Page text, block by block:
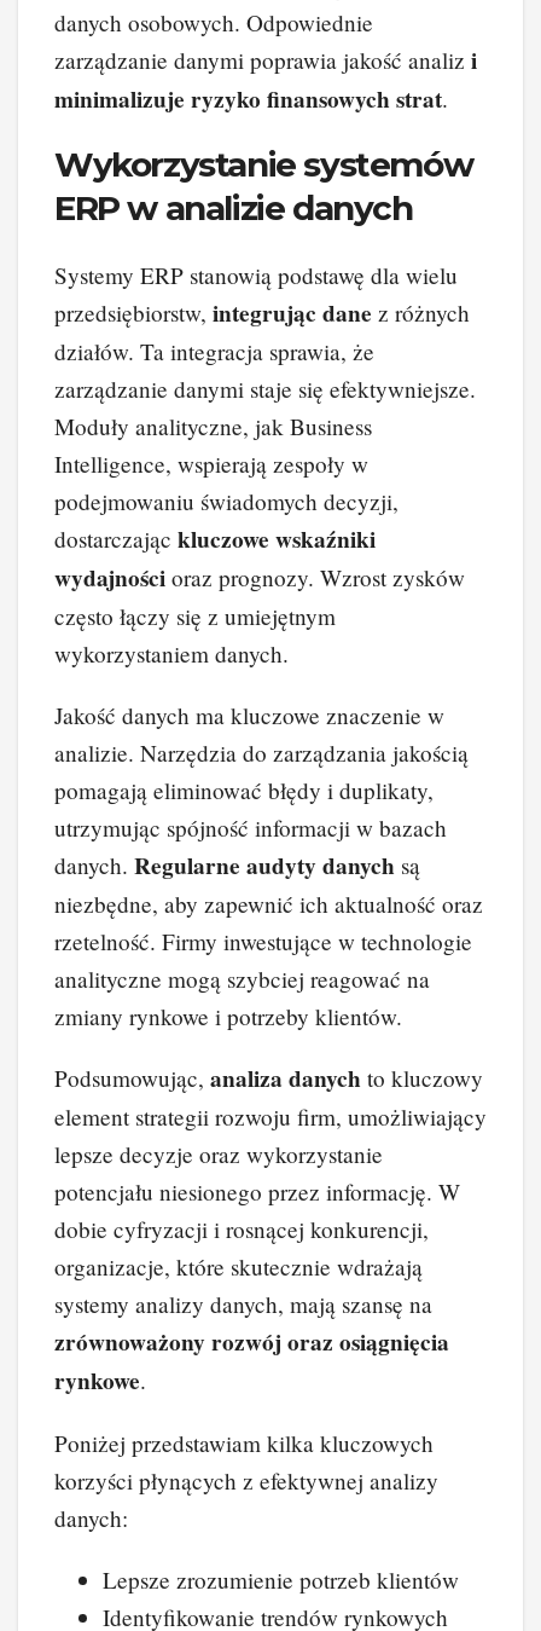
danych osobowych. Odpowiednie
zarządzanie danymi poprawia jakość analiz i
minimalizuje ryzyko finansowych strat.
Wykorzystanie systemów
ERP w analizie danych
Systemy ERP stanowią podstawę dla wielu
przedsiębiorstw, integrując dane z różnych
działów. Ta integracja sprawia, że
zarządzanie danymi staje się efektywniejsze.
Moduły analityczne, jak Business
Intelligence, wspierają zespoły w
podejmowaniu świadomych decyzji,
dostarczając kluczowe wskaźniki
wydajności oraz prognozy. Wzrost zysków
często łączy się z umiejętnym
wykorzystaniem danych.
Jakość danych ma kluczowe znaczenie w
analizie. Narzędzia do zarządzania jakością
pomagają eliminować błędy i duplikaty,
utrzymując spójność informacji w bazach
danych. Regularne audyty danych są
niezbędne, aby zapewnić ich aktualność oraz
rzetelność. Firmy inwestujące w technologie
analityczne mogą szybciej reagować na
zmiany rynkowe i potrzeby klientów.
Podsumowując, analiza danych to kluczowy
element strategii rozwoju firm, umożliwiający
lepsze decyzje oraz wykorzystanie
potencjału niesionego przez informację. W
dobie cyfryzacji i rosnącej konkurencji,
organizacje, które skutecznie wdrażają
systemy analizy danych, mają szansę na
zrównoważony rozwój oraz osiągnięcia
rynkowe.
Poniżej przedstawiam kilka kluczowych
korzyści płynących z efektywnej analizy
danych:
Lepsze zrozumienie potrzeb klientów
Identyfikowanie trendów rynkowych